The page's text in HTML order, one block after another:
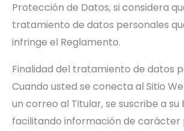
Protección de Datos, si considera
tratamiento de datos personales
infringe el Reglamento.
Finalidad del tratamiento de datos
Cuando usted se conecta al Sitio
un correo al Titular, se suscribe a
facilitando información de carácter